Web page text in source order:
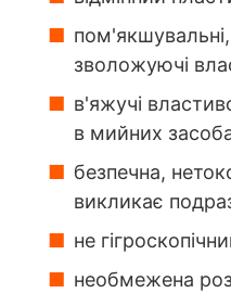
зволожуючі
в'яжучі
в мийних
безпечна,
викликає
не
необмежена